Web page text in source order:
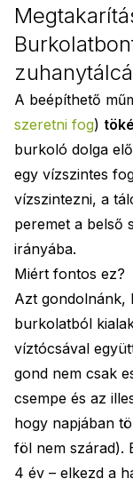
A beépíthető
szeretni fog)
burkoló dolga
egy vízszintes
vízszintezni, a
peremet a belső
irányába.
Miért fontos ez?
Azt gondolnánk,
burkolatból
víztócsával
gond nem csak
csempe és az
hogy napjában
föl nem szárad).
4 év – elkezd a